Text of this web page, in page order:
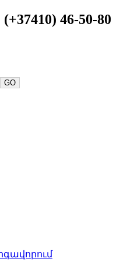
46-50-80